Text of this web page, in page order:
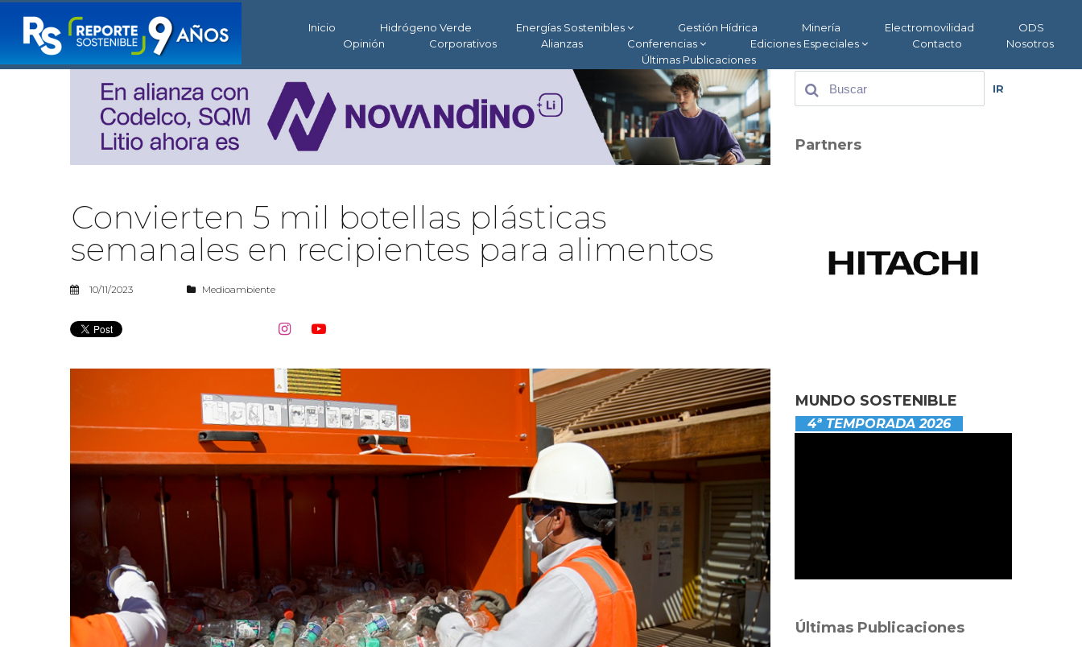
Inicio Hidrógeno Verde Energías Sostenibles Gestión Hídrica Minería Electromovilidad
ODS
Opinión
Corporativos Alianzas Conferencias Ediciones Especiales Contacto
Nosotros
Últimas Publicaciones
Convierten 5 mil botellas plásticas
semanales en recipientes para alimentos
10/11/2023 Medioambiente
 
IR
Partners
MUNDO SOSTENIBLE
4ª TEMPORADA 2026
Últimas Publicaciones